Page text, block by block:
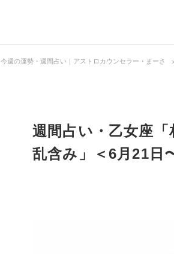
今週の運勢・週間占い｜アストロカウンセラー・まーさ
週間占い・乙女座
乱含み」＜6月21日